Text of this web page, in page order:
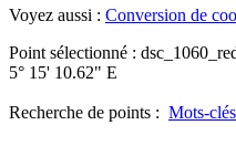
Voyez aussi : Conversion de
Point sélectionné :
5° 15' 10.62" E
Recherche de points : Mots-clés